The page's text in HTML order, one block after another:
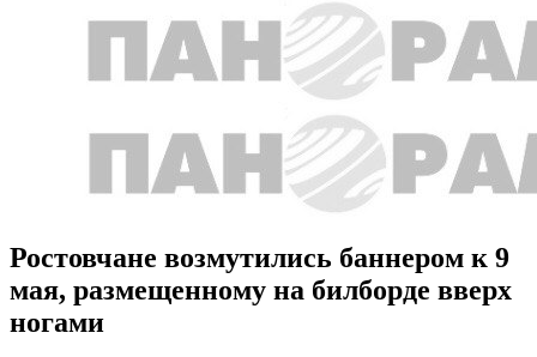
Ростовчане возмутились баннером к 9
мая, размещенному на билборде вверх
ногами